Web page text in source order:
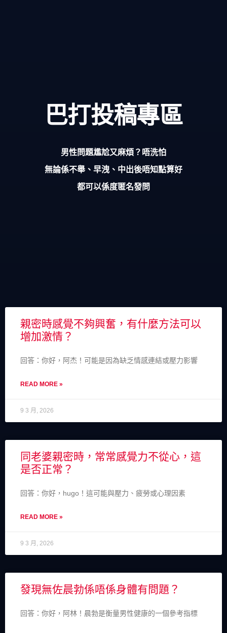
巴打投稿專區
男性問題尷尬又麻煩？唔洗怕
無論係不舉、早洩、中出後唔知點算好
都可以係度匿名發問
親密時感覺不夠興奮，有什麼方法可以
增加激情？
回答：你好，阿杰！可能是因為缺乏情感連結或壓力影響
READ MORE »
9 3 月, 2026
同老婆親密時，常常感覺力不從心，這
是否正常？
回答：你好，hugo！這可能與壓力、疲勞或心理因素
READ MORE »
9 3 月, 2026
發現無佐晨勃係唔係身體有問題？
回答：你好，阿林！晨勃是衡量男性健康的一個參考指標